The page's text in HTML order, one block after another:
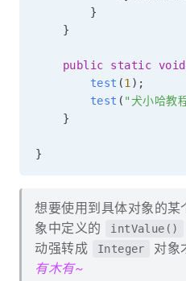
}
}
public static void
test (1 ) ;
test ( "犬小哈教
}
}
想要使用到具体对象的某
象中定义的
intValue()
动强转成
Integer 对象
有木有~